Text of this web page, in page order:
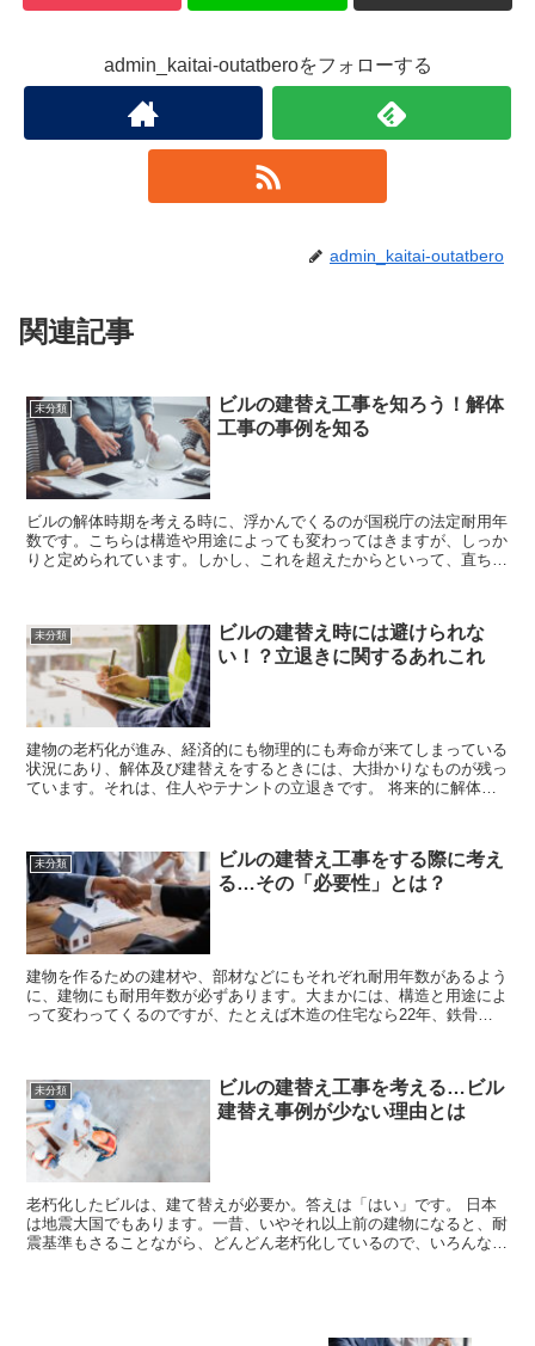
admin_kaitai-outatberoをフォローする
admin_kaitai-outatbero
関連記事
未分類
ビルの建替え工事を知ろう！解体
工事の事例を知る
ビルの解体時期を考える時に、浮かんでくるのが国税庁の法定耐用年
数です。こちらは構造や用途によっても変わってはきますが、しっか
りと定められています。しかし、これを超えたからといって、直ちに
未分類
ビルの建替え時には避けられな
い！？立退きに関するあれこれ
建物の老朽化が進み、経済的にも物理的にも寿命が来てしまっている
状況にあり、解体及び建替えをするときには、大掛かりなものが残っ
ています。それは、住人やテナントの立退きです。 将来的に解体を
未分類
ビルの建替え工事をする際に考え
る…その「必要性」とは？
建物を作るための建材や、部材などにもそれぞれ耐用年数があるよう
に、建物にも耐用年数が必ずあります。大まかには、構造と用途によ
って変わってくるのですが、たとえば木造の住宅なら22年、鉄骨鉄
未分類
ビルの建替え工事を考える…ビル
建替え事例が少ない理由とは
老朽化したビルは、建て替えが必要か。答えは「はい」です。 日本
は地震大国でもあります。一昔、いやそれ以上前の建物になると、耐
震基準もさることながら、どんどん老朽化しているので、いろんな意